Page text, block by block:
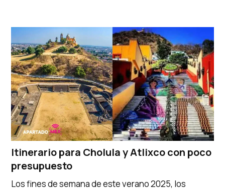
Itinerario para Cholula y Atlixco con poco
presupuesto
Los fines de semana de este verano 2025, los